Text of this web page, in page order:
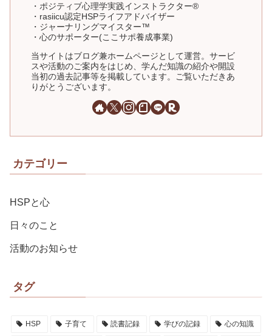
・ポジティブ心理学実践インストラクター®
・rasiicu認定HSPライフアドバイザー
・ジャーナリングマイスター™
・心のサポーター(ここサポ養成事業)
当サイトはブログ兼ホームページとして運営。サービ
スや活動のご案内をはじめ、学んだ知識の紹介や開設
当初の過去記事等を掲載しています。ご覧いただきあ
りがとうございます。
カテゴリー
HSPと心
日々のこと
活動のお知らせ
タグ
HSP 子育て 読書記録 学びの記録 心の知識